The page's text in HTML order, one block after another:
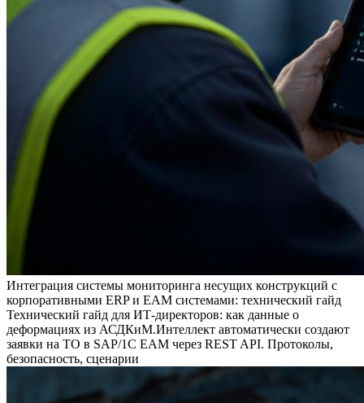
Интеграция системы мониторинга несущих конструкций с
корпоративными ERP и EAM системами: технический гайд
Технический гайд для ИТ-директоров: как данные о
деформациях из АСДКиМ.Интеллект автоматически создают
заявки на ТО в SAP/1С EAM через REST API. Протоколы,
безопасность, сценарии